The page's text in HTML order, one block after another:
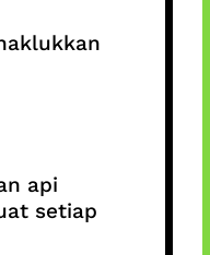
api
setiap